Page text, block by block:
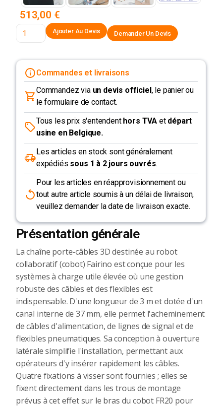
513,00 €
Demander Un Devis
Commandes et livraisons
Commandez via un devis officiel, le panier ou
le formulaire de contact.
Tous les prix s'entendent hors TVA et départ
usine en Belgique.
Les articles en stock sont généralement
expédiés sous 1 à 2 jours ouvrés.
Pour les articles en réapprovisionnement ou
tout autre article soumis à un délai de livraison,
veuillez demander la date de livraison exacte.
Présentation générale
La chaîne porte-câbles 3D destinée au robot
collaboratif (cobot) Fairino est conçue pour les
systèmes à charge utile élevée où une gestion
robuste des câbles et des flexibles est
indispensable. D'une longueur de 3 m et dotée d'un
canal interne de 37 mm, elle permet l'acheminement
de câbles d'alimentation, de lignes de signal et de
flexibles pneumatiques. Sa conception à ouverture
latérale simplifie l'installation, permettant aux
opérateurs d'y insérer rapidement les câbles.
Quatre fixations à visser sont fournies ; elles se
fixent directement dans les trous de montage
prévus à cet effet sur le bras du cobot FR20 pour